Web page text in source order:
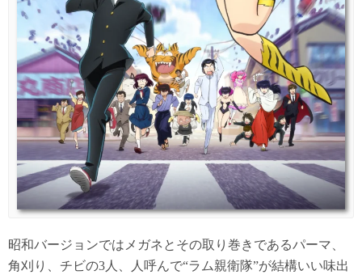
昭和バージョンではメガネとその取り巻きであるパーマ、
角刈り、チビの3人、人呼んで“ラム親衛隊”が結構いい味出